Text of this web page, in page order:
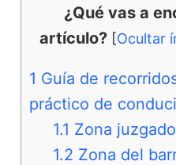
¿Qué vas a
artículo? [Ocultar
1 Guía de
práctico de
1.1 Zona
1.2 Zona del